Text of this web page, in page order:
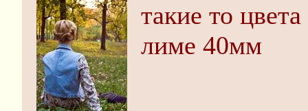
такие то
лиме 40мм